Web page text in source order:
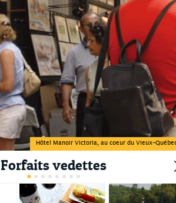
Hôtel Manoir Victoria, au coeur du Vieux-
Forfaits vedettes